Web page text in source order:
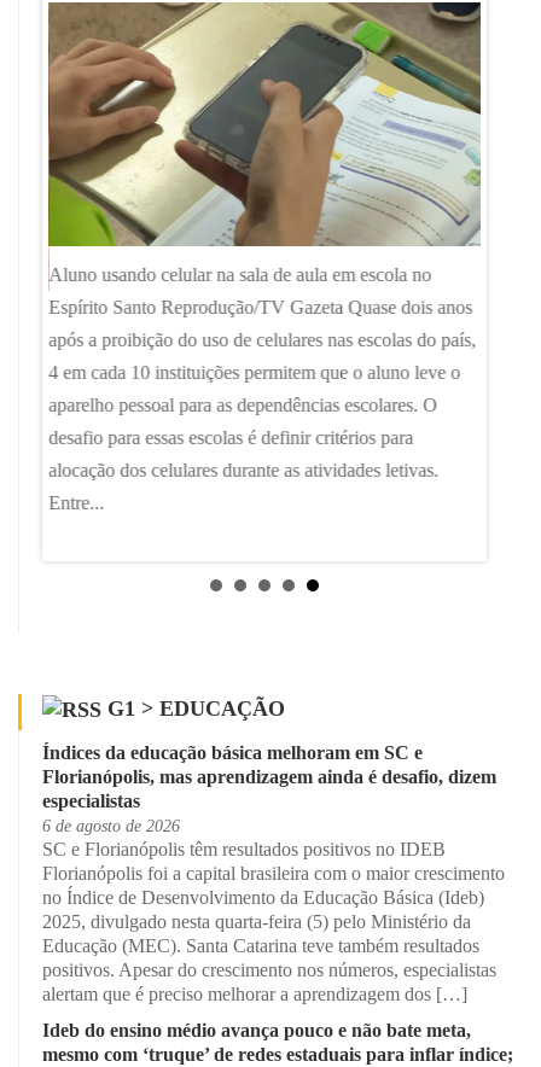
Aluno usando celular na sala de aula em escola no
Espírito Santo Reprodução/TV Gazeta Quase dois anos
após a proibição do uso de celulares nas escolas do país,
4 em cada 10 instituições permitem que o aluno leve o
aparelho pessoal para as dependências escolares. O
desafio para essas escolas é definir critérios para
alocação dos celulares durante as atividades letivas.
Entre...
G1 > EDUCAÇÃO
Índices da educação básica melhoram em SC e
Florianópolis, mas aprendizagem ainda é desafio, dizem
especialistas
6 de agosto de 2026
SC e Florianópolis têm resultados positivos no IDEB
Florianópolis foi a capital brasileira com o maior crescimento
no Índice de Desenvolvimento da Educação Básica (Ideb)
2025, divulgado nesta quarta-feira (5) pelo Ministério da
Educação (MEC). Santa Catarina teve também resultados
positivos. Apesar do crescimento nos números, especialistas
alertam que é preciso melhorar a aprendizagem dos […]
Ideb do ensino médio avança pouco e não bate meta,
mesmo com ‘truque’ de redes estaduais para inflar índice;